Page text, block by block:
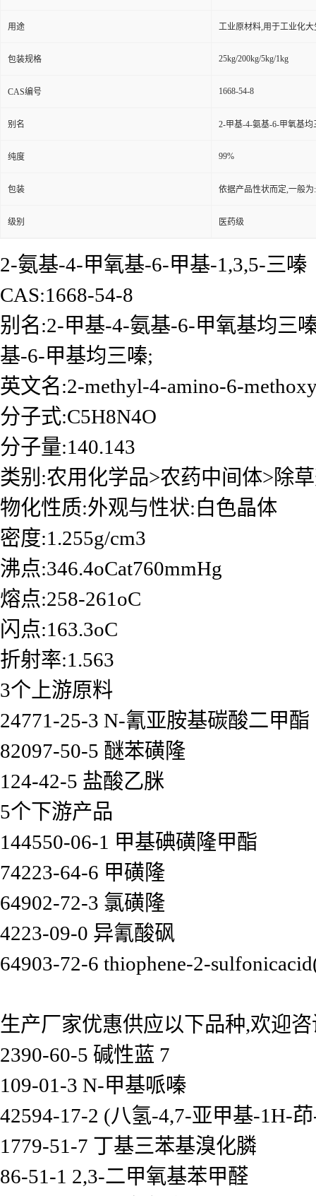
用途 工业原材料,用于工业化大
包装规格 25kg/200kg/5kg/1kg
CAS编号 1668-54-8
别名 2-甲基-4-氨基-6-甲氧基
纯度 99%
包装 依据产品性状而定,一般
级别 医药级
2-氨基-4-甲氧基-6-甲基-1,3,5-三嗪
CAS:1668-54-8
别名:2-甲基-4-氨基-6-甲氧基均三
基-6-甲基均三嗪;
英文名:2-methyl-4-amino-6-
分子式:C5H8N4O
分子量:140.143
类别:农用化学品>农药中间体>除
物化性质:外观与性状:白色晶体
密度:1.255g/cm3
沸点:346.4oCat760mmHg
熔点:258-261oC
闪点:163.3oC
折射率:1.563
3个上游原料
24771-25-3 N-氰亚胺基碳酸二甲酯
82097-50-5 醚苯磺隆
124-42-5 盐酸乙脒
5个下游产品
144550-06-1 甲基碘磺隆甲酯
74223-64-6 甲磺隆
64902-72-3 氯磺隆
4223-09-0 异氰酸砜
64903-72-6 thiophene-2-
生产厂家优惠供应以下品种,欢迎
2390-60-5 碱性蓝 7
109-01-3 N-甲基哌嗪
42594-17-2 (八氢-4,7-亚甲基-1H-
1779-51-7 丁基三苯基溴化膦
86-51-1 2,3-二甲氧基苯甲醛